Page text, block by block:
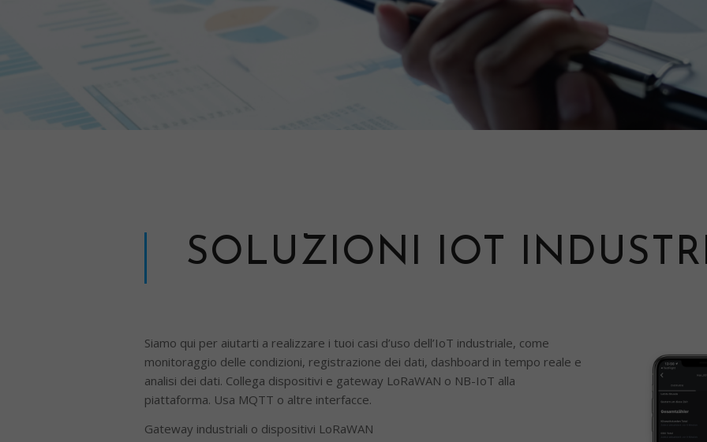
SOLUZIONI IOT
Siamo qui per aiutarti a realizzare i tuoi casi d’uso dell’IoT industriale, come
monitoraggio delle condizioni, registrazione dei dati, dashboard in tempo reale e
analisi dei dati. Collega dispositivi e gateway LoRaWAN o NB-IoT alla
piattaforma. Usa MQTT o altre interfacce.
Gateway industriali o dispositivi LoRaWAN